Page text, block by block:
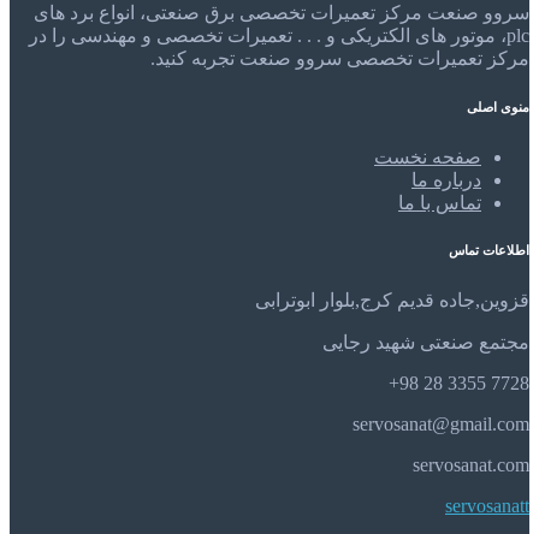
سروو صنعت مرکز تعمیرات تخصصی برق صنعتی، انواع برد های
plc، موتور های الکتریکی و . . . تعمیرات تخصصی و مهندسی را در
مرکز تعمیرات تخصصی سروو صنعت تجربه کنید.
منوی اصلی
صفحه نخست
درباره ما
تماس با ما
اطلاعات تماس
قزوین,جاده قدیم کرج,بلوار ابوترابی
مجتمع صنعتی شهید رجایی
7728 3355 28 98+
servosanat@gmail.com
servosanat.com
servosanatt